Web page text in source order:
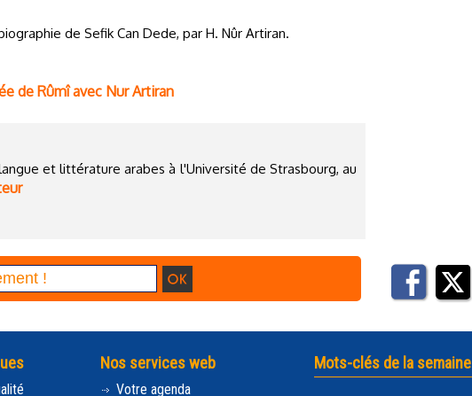
de Sefik Can Dede, par H. Nûr Artiran.
de Rûmî avec Nur Artiran
et littérature arabes à l'Université de Strasbourg, au
Nos services web
Votre agenda
Mots-clés de la semaine